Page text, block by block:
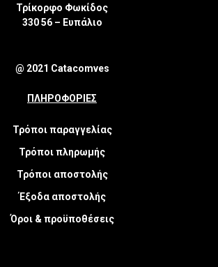
Τρίκορφο Φωκίδος
330 56 – Ευπάλιο
@ 2021 Catacomves
ΠΛΗΡΟΦΟΡΙΕΣ
Τρόποι παραγγελίας
Τρόποι πληρωμής
Τρόποι αποστολής
Έξοδα αποστολής
Όροι & προϋποθέσεις